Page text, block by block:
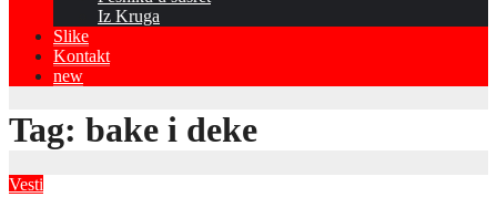
Iz Kruga
Slike
Kontakt
new
Tag: bake i deke
Vesti